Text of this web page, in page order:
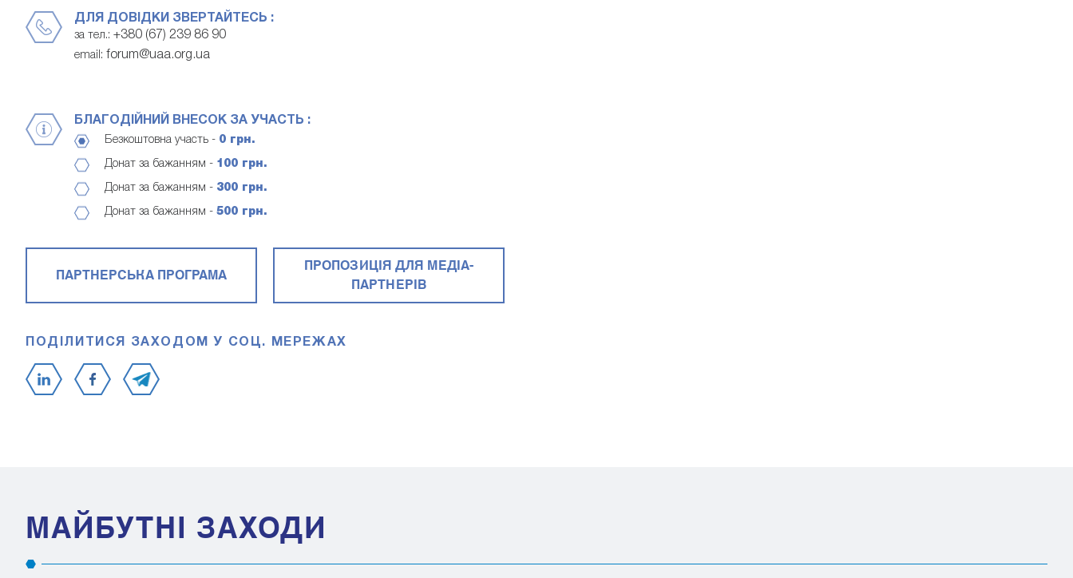
ДЛЯ ДОВІДКИ ЗВЕРТАЙТЕСЬ :
за тел.: +380 (67) 239 86 90
email: forum@uaa.org.ua
БЛАГОДІЙНИЙ ВНЕСОК ЗА УЧАСТЬ :
Безкоштовна участь - 0 грн.
Донат за бажанням - 100 грн.
Донат за бажанням - 300 грн.
Донат за бажанням - 500 грн.
ПАРТНЕРСЬКА ПРОГРАМА
ПРОПОЗИЦІЯ ДЛЯ МЕДІА-
ПАРТНЕРІВ
ПОДІЛИТИСЯ ЗАХОДОМ У СОЦ. МЕРЕЖАХ
МАЙБУТНІ ЗАХОДИ